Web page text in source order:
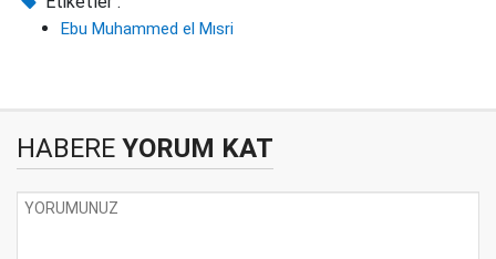
Ebu Muhammed el Mısri
HABERE YORUM KAT